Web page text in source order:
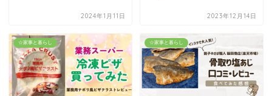
2024年1月11日 2023年12月14日
☆家事と暮らし ☆家事と暮らし